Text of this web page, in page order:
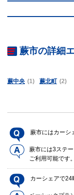
蕨市の詳細
蕨中央 (1) 蕨北町 (2)
蕨市にはカーシ
蕨市には3ステ
ご利用可能です。
カーシェアで24